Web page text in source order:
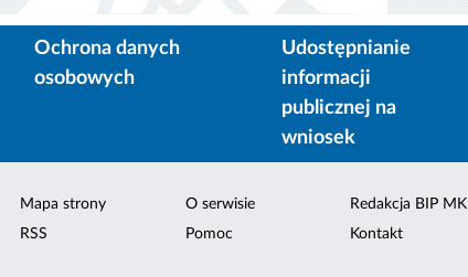
Ochrona danych
osobowych
Udostępnianie
informacji
publicznej na
wniosek
Mapa strony
RSS
O serwisie
Pomoc
Redakcja BIP MK
Kontakt